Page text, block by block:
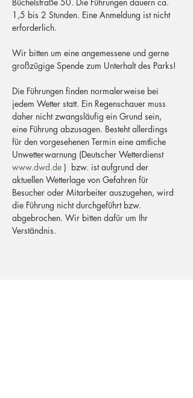
1,5 bis 2 Stunden. Eine Anmeldung ist nicht
erforderlich.
Wir bitten um eine angemessene und gerne
großzügige Spende zum Unterhalt des Parks!
Die Führungen finden normalerweise bei
jedem Wetter statt. Ein Regenschauer muss
daher nicht zwangsläufig ein Grund sein,
eine Führung abzusagen. Besteht allerdings
für den vorgesehenen Termin eine amtliche
Unwetterwarnung (Deutscher Wetterdienst
www.dwd.de )  bzw. ist aufgrund der
aktuellen Wetterlage von Gefahren für
Besucher oder Mitarbeiter auszugehen, wird
die Führung nicht durchgeführt bzw.
abgebrochen. Wir bitten dafür um Ihr
Verständnis.